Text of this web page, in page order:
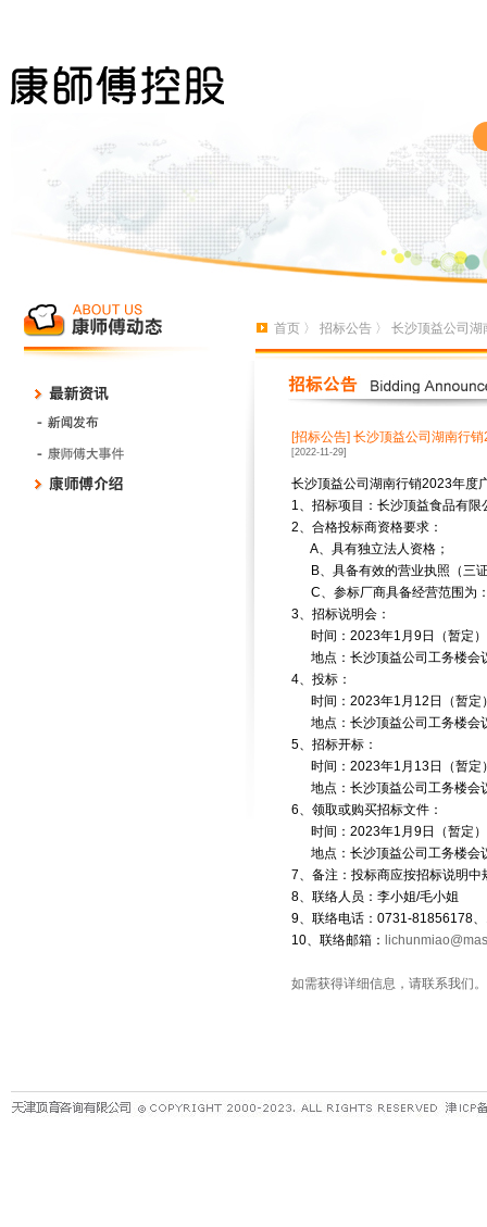
首页 〉 招标公告 〉 长沙顶益公司
[招标公告] 长沙顶益公司湖南行
[2022-11-29]
长沙顶益公司湖南行销2023年度
1、招标项目：长沙顶益食品有
2、合格投标商资格要求：
A、具有独立法人资格；
B、具备有效的营业执照（三
C、参标厂商具备经营范围为
3、招标说明会：
时间：2023年1月9日（暂定）
地点：长沙顶益公司工务楼会
4、投标：
时间：2023年1月12日（暂定
地点：长沙顶益公司工务楼会
5、招标开标：
时间：2023年1月13日（暂定
地点：长沙顶益公司工务楼会
6、领取或购买招标文件：
时间：2023年1月9日（暂定）
地点：长沙顶益公司工务楼会
7、备注：投标商应按招标说明
8、联络人员：李小姐/毛小姐
9、联络电话：0731-81856178
10、联络邮箱：
如需获得详细信息，请联系我们。